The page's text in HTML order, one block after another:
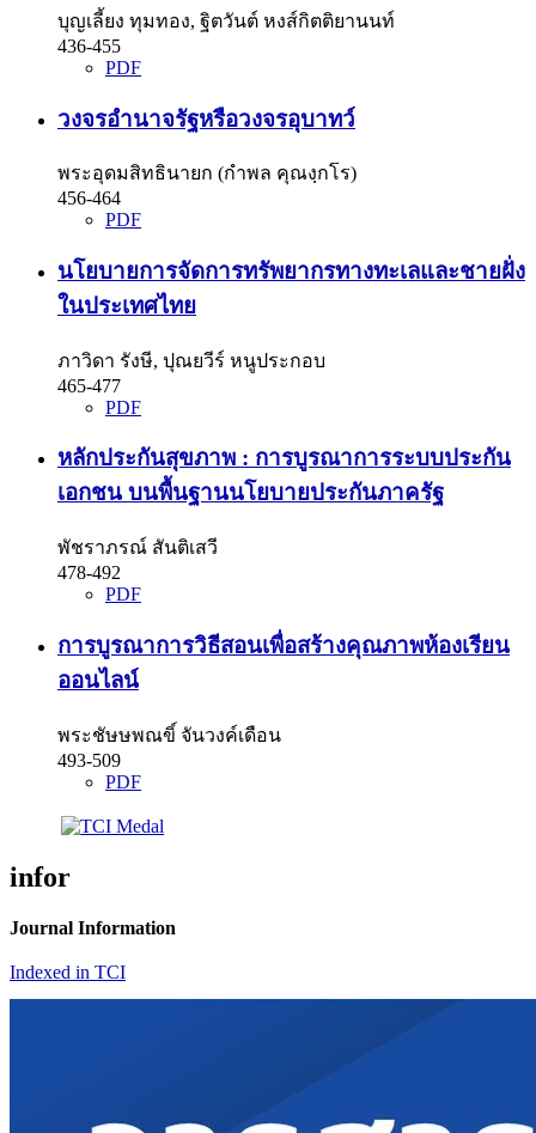
บุญเลี้ยง ทุมทอง, ฐิตวันต์ หงส์กิตติยานนท์
436-455
PDF
วงจรอำนาจรัฐหรือวงจรอุบาทว์
พระอุดมสิทธินายก (กำพล คุณงฺกโร)
456-464
PDF
นโยบายการจัดการทรัพยากรทางทะเลและชายฝั่ง
ในประเทศไทย
ภาวิดา รังษี, ปุณยวีร์ หนูประกอบ
465-477
PDF
หลักประกันสุขภาพ : การบูรณาการระบบประกัน
เอกชน บนพื้นฐานนโยบายประกันภาครัฐ
พัชราภรณ์ สันติเสวี
478-492
PDF
การบูรณาการวิธีสอนเพื่อสร้างคุณภาพห้องเรียน
ออนไลน์
พระชัษษพณขิ์ จันวงค์เดือน
493-509
PDF
infor
Journal Information
Indexed in TCI